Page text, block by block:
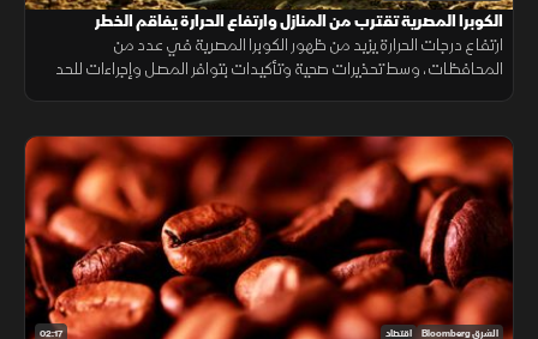
الكوبرا المصرية تقترب من المنازل وارتفاع الحرارة يفاقم الخطر
ارتفاع درجات الحرارة يزيد من ظهور الكوبرا المصرية في عدد من
المحافظات، وسط تحذيرات صحية وتأكيدات بتوافر المصل وإجراءات للحد
02:17 الشرق Bloomberg اقتصاد